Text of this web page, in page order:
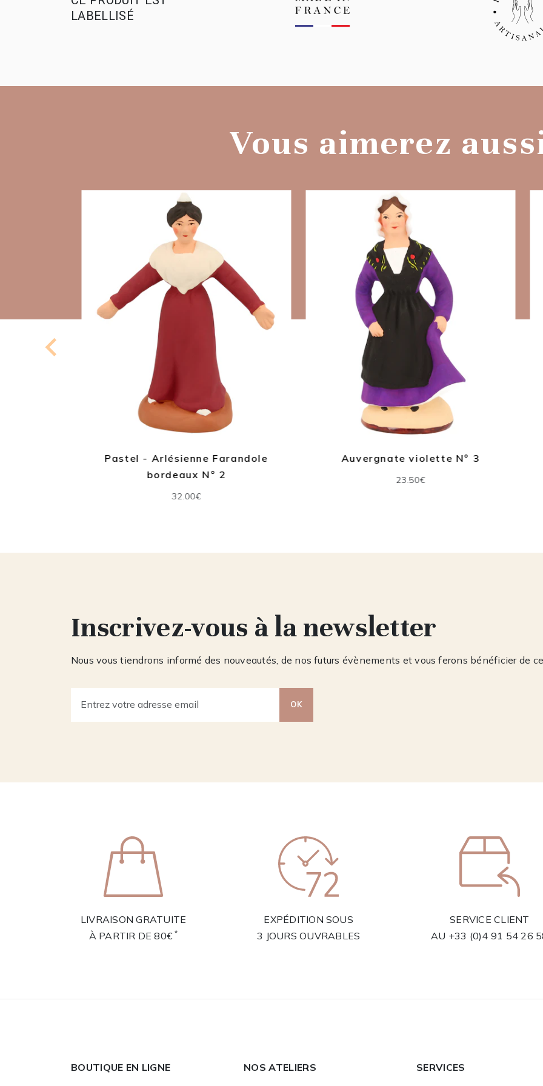
LABELLISÉ
Vous aimerez
Pastel - Arlésienne Farandole
bordeaux N° 2
32.00€
Auvergnate violette N° 3
23.50€
Inscrivez-vous à la newsletter
Nous vous tiendrons informé des nouveautés, de nos futurs évènements et vous ferons bénéficier de
OK
LIVRAISON GRATUITE
À PARTIR DE 80€ *
EXPÉDITION SOUS
3 JOURS OUVRABLES
SERVICE CLIENT
AU +33 (0)4 91 54 26
BOUTIQUE EN LIGNE NOS ATELIERS SERVICES